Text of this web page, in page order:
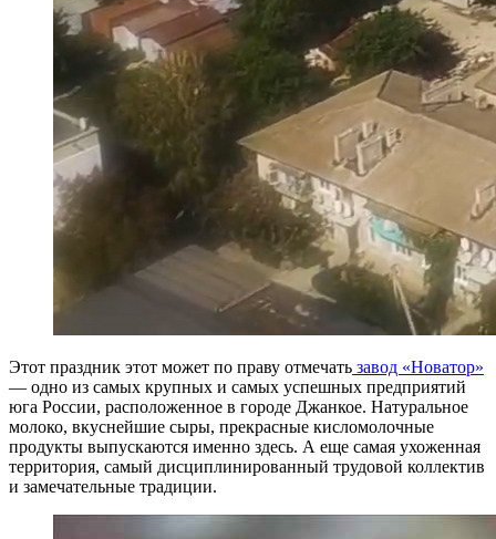
Этот праздник этот может по праву отмечать завод «Новатор»
— одно из самых крупных и самых успешных предприятий
юга России, расположенное в городе Джанкое. Натуральное
молоко, вкуснейшие сыры, прекрасные кисломолочные
продукты выпускаются именно здесь. А еще самая ухоженная
территория, самый дисциплинированный трудовой коллектив
и замечательные традиции.